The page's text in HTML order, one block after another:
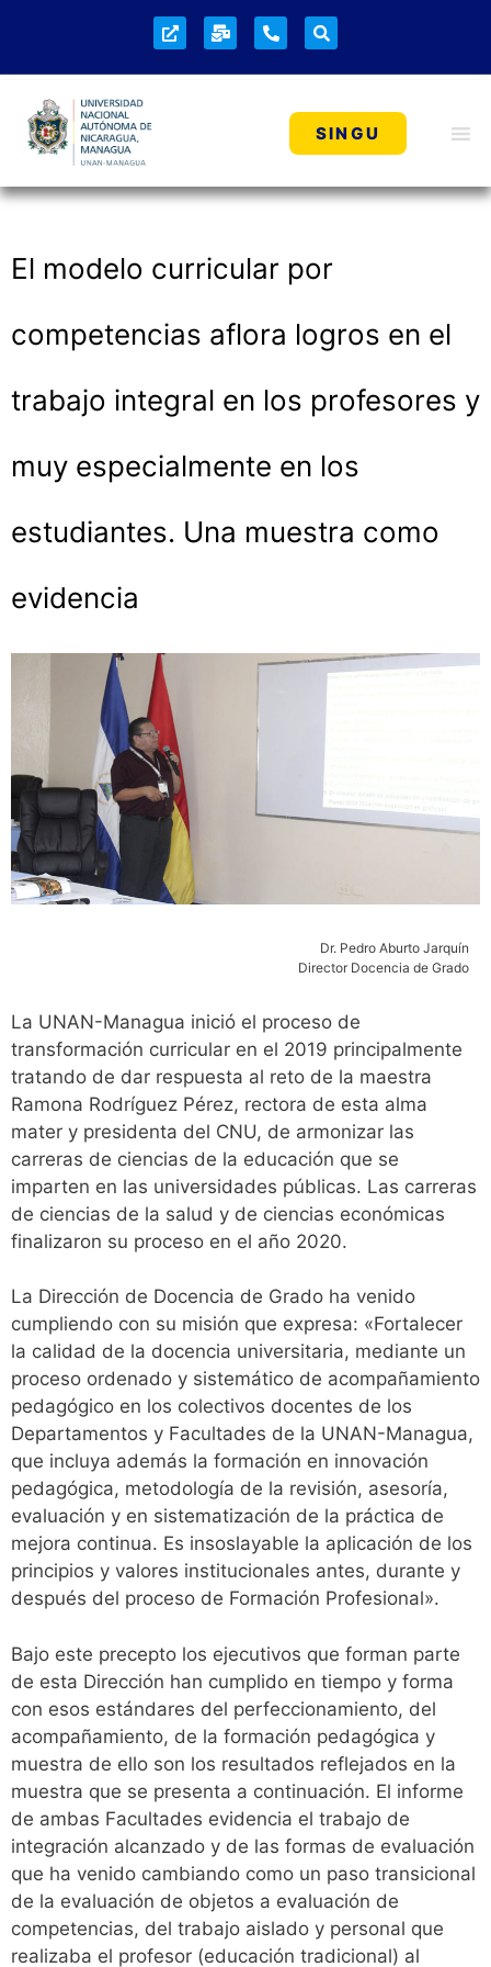
SINGU
El modelo curricular por
competencias aflora logros en el
trabajo integral en los profesores y
muy especialmente en los
estudiantes. Una muestra como
evidencia
Dr. Pedro Aburto Jarquín
Director Docencia de Grado
La UNAN-Managua inició el proceso de
transformación curricular en el 2019 principalmente
tratando de dar respuesta al reto de la maestra
Ramona Rodríguez Pérez, rectora de esta alma
mater y presidenta del CNU, de armonizar las
carreras de ciencias de la educación que se
imparten en las universidades públicas. Las carreras
de ciencias de la salud y de ciencias económicas
finalizaron su proceso en el año 2020.
La Dirección de Docencia de Grado ha venido
cumpliendo con su misión que expresa: «Fortalecer
la calidad de la docencia universitaria, mediante un
proceso ordenado y sistemático de acompañamiento
pedagógico en los colectivos docentes de los
Departamentos y Facultades de la UNAN-Managua,
que incluya además la formación en innovación
pedagógica, metodología de la revisión, asesoría,
evaluación y en sistematización de la práctica de
mejora continua. Es insoslayable la aplicación de los
principios y valores institucionales antes, durante y
después del proceso de Formación Profesional».
Bajo este precepto los ejecutivos que forman parte
de esta Dirección han cumplido en tiempo y forma
con esos estándares del perfeccionamiento, del
acompañamiento, de la formación pedagógica y
muestra de ello son los resultados reflejados en la
muestra que se presenta a continuación. El informe
de ambas Facultades evidencia el trabajo de
integración alcanzado y de las formas de evaluación
que ha venido cambiando como un paso transicional
de la evaluación de objetos a evaluación de
competencias, del trabajo aislado y personal que
realizaba el profesor (educación tradicional) al